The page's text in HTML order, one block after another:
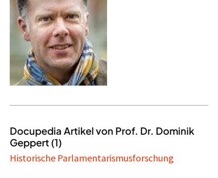
Docupedia Artikel von Prof. Dr. Dominik
Geppert (1)
Historische Parlamentarismusforschung